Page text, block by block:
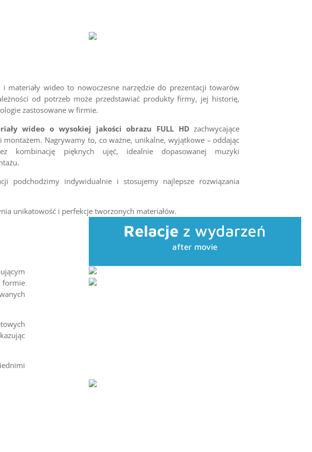
materiały wideo to nowoczesne narzędzie do prezentacji towarów
od potrzeb może przedstawiać produkty firmy, jej historię,
zastosowane w firmie.
wideo o wysokiej jakości obrazu FULL HDzachwycające
montażem. Nagrywamy to, co ważne, unikalne, wyjątkowe – oddając
kombinację pięknych ujęć, idealnie dopasowanej muzyki
podchodzimy indywidualnie i stosujemy najlepsze rozwiązania
unikatowość i perfekcje tworzonych materiałów.
Relacje z wydarzeń
after movie